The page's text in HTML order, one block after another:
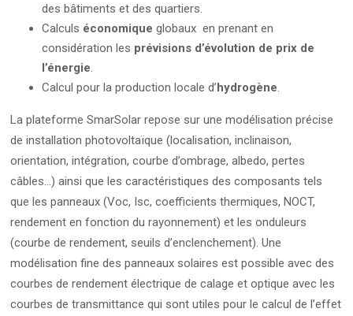
des bâtiments et des quartiers.
Calculs économique globaux en prenant en
considération les prévisions d’évolution de prix de
l’énergie.
Calcul pour la production locale d’hydrogène.
La plateforme SmarSolar repose sur une modélisation précise
de installation photovoltaïque (localisation, inclinaison,
orientation, intégration, courbe d’ombrage, albedo, pertes
câbles…) ainsi que les caractéristiques des composants tels
que les panneaux (Voc, Isc, coefficients thermiques, NOCT,
rendement en fonction du rayonnement) et les onduleurs
(courbe de rendement, seuils d’enclenchement). Une
modélisation fine des panneaux solaires est possible avec des
courbes de rendement électrique de calage et optique avec les
courbes de transmittance qui sont utiles pour le calcul de l’effet